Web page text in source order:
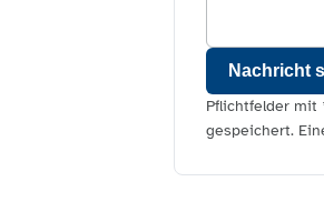
Nachricht
Pflichtfelder mit
gespeichert.